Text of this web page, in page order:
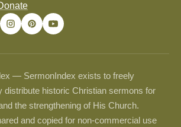
— SermonIndex exists to freely
distribute historic Christian sermons for
the strengthening of His Church.
and copied for non-commercial use